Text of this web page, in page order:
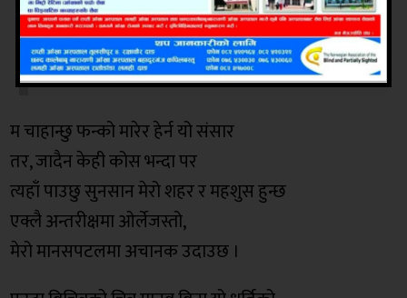
तर उनिहरु बुझ्दैनन् मैले बन्द कोठाभित्र
खोजिरहेको मानव जीवन र सभ्यता। ।
म चाहान्छु फन्को मारेर हेर्न यो संसार
तर, जादैन केही कोस भन्दा पर
त्यहाँ पाउछु सुनसान मेरो शहर र महशुस हुन्छ
एक्लै अन्तरीक्षमा ओर्लेजस्तो,
मेरो मानसपटलमा अचानक उदाउछ ।